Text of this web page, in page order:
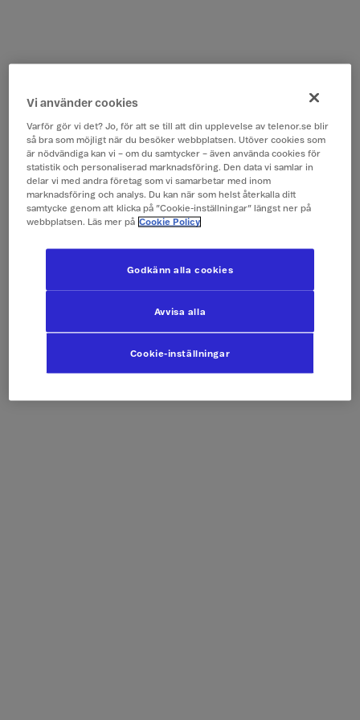
Vi använder cookies
Varför gör vi det? Jo, för att se till att din upplevelse av telenor.se blir
så bra som möjligt när du besöker webbplatsen. Utöver cookies som
är nödvändiga kan vi – om du samtycker – även använda cookies för
statistik och personaliserad marknadsföring. Den data vi samlar in
delar vi med andra företag som vi samarbetar med inom
marknadsföring och analys. Du kan när som helst återkalla ditt
samtycke genom att klicka på ”Cookie-inställningar” längst ner på
webbplatsen. Läs mer på Cookie Policy
Cookie-inställningar
Avvisa alla
Godkänn alla cookies